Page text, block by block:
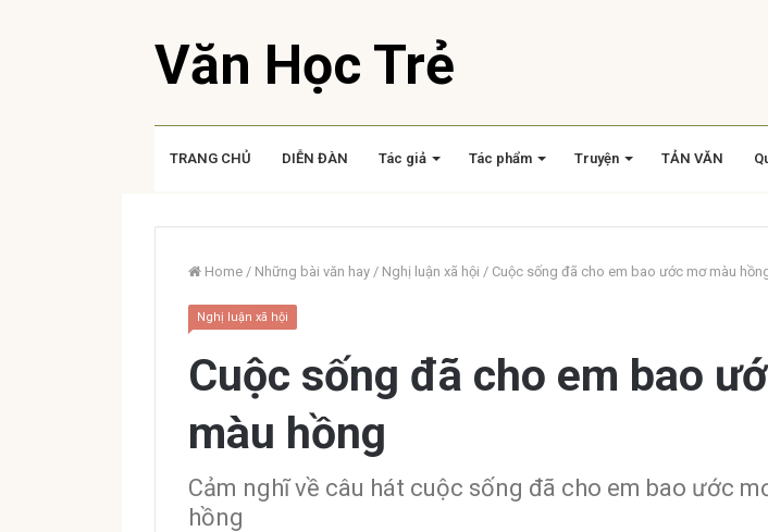
Văn Học Trẻ
TRANG CHỦ DIỄN ĐÀN Tác giả Tác phẩm Truyện TẢN VĂN
Home / Những bài văn hay / Nghị luận xã hội / Cuộc sống đã cho em bao ước mơ màu
Nghị luận xã hội
Cuộc sống đã cho em bao
màu hồng
Cảm nghĩ về câu hát cuộc sống đã cho em bao ước
hồng